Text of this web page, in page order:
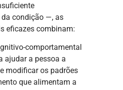
condição —, as
eficazes combinam:
comportamental
ajudar a pessoa a
modificar os padrões
que alimentam a